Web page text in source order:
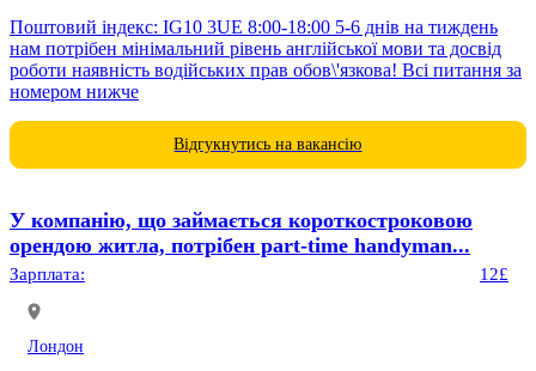
Поштовий індекс: IG10 3UE 8:00-18:00 5-6 днів на тиждень
нам потрібен мінімальний рівень англійської мови та досвід
роботи наявність водійських прав обов\'язкова! Всі питання за
номером нижче
Відгукнутись на вакансію
У компанію, що займається короткостроковою
орендою житла, потрібен part-time handyman...
Зарплата: 12£
Лондон